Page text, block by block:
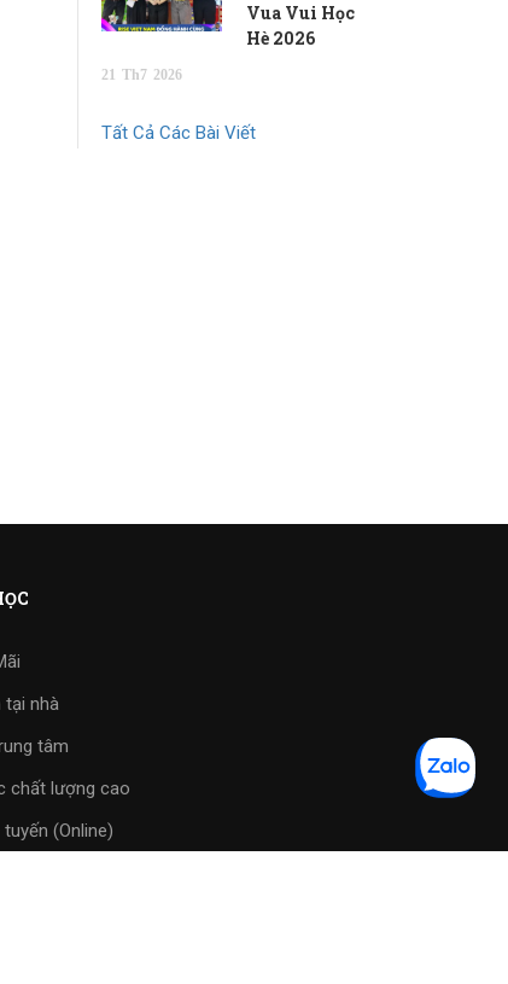
Vua Vui Học
Hè 2026
21 Th7 2026
Tất Cả Các Bài Viết
tại nhà
tâm
chất lượng cao
(Online)